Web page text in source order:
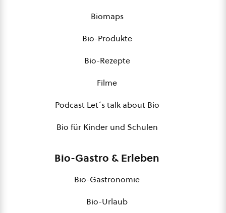
Biomaps
Bio-Produkte
Bio-Rezepte
Filme
Podcast Let´s talk about Bio
Bio für Kinder und Schulen
Bio-Gastro & Erleben
Bio-Gastronomie
Bio-Urlaub